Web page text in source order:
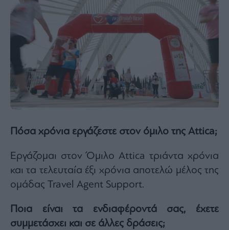
Πόσα χρόνια εργάζεστε στον όμιλο της Attica;
Εργάζομαι στον Όμιλο Attica τριάντα χρόνια
και τα τελευταία έξι χρόνια αποτελώ μέλος της
ομάδας Travel Agent Support.
Ποια είναι τα ενδιαφέροντά σας, έχετε
συμμετάσχει και σε άλλες δράσεις;